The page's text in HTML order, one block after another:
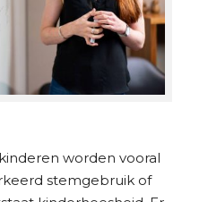
worden vooral
stemgebruik of